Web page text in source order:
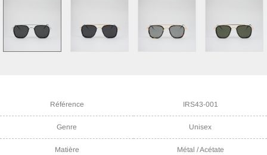
Référence IRS43-001
Genre Unisex
Matière Métal / Acétate